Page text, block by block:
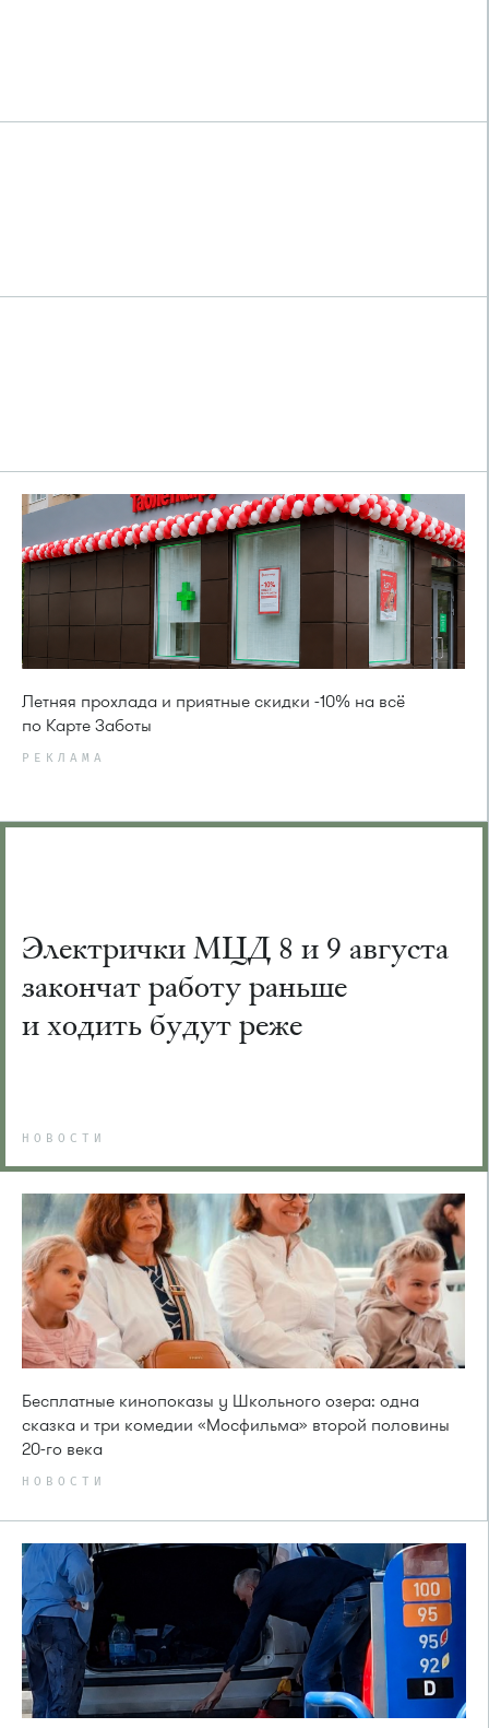
Летняя прохлада и приятные скидки -10% на всё
по Карте Заботы
РЕКЛАМА
Электрички МЦД 8 и 9 августа
закончат работу раньше
и ходить будут реже
НОВОСТИ
Бесплатные кинопоказы у Школьного озера: одна
сказка и три комедии «Мосфильма» второй половины
20-го века
НОВОСТИ